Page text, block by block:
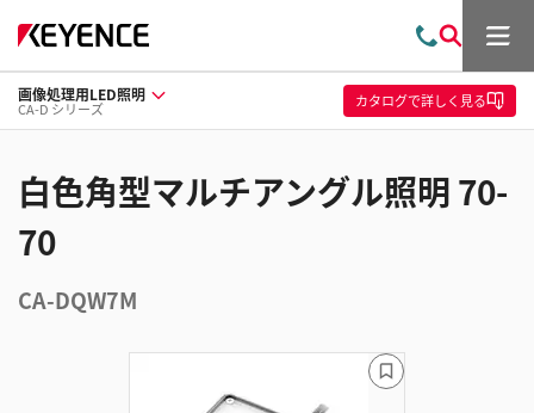
問
い
合
わ
索
メ
ュ
ー
画像処理用LED照明
CA-D シリーズ カタログで詳しく見る
白色角型マルチアングル照明 70-
70
CA-DQW7M
ブ
ッ